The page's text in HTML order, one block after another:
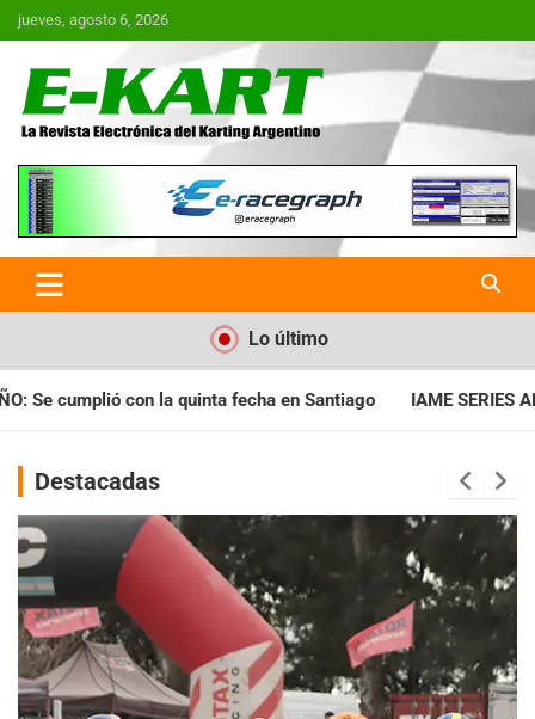
Saltar
al
jueves, agosto 6, 2026
E-Kart.com.ar | La Revista
Electrónica del Karting en
Argentina
Lo último
en Santiago IAME SERIES ARGENTINA: Horarios para la
Destacadas